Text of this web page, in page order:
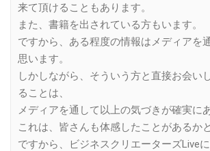
来て頂けることもあります。
また、書籍を出されている方もいます。
ですから、ある程度の情報はメディアを
思います。
しかしながら、そういう方と直接お会い
ることは、
メディアを通して以上の気づきが確実に
これは、皆さんも体感したことがあるか
ですから、ビジネスクリエーターズLiveに